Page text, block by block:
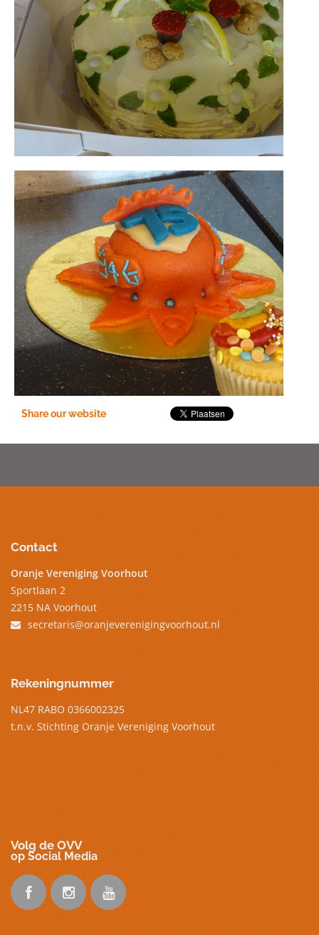
Share our website
Contact
Oranje Vereniging Voorhout
Sportlaan 2
2215 NA Voorhout
secretaris@oranjeverenigingvoorhout.nl
Rekeningnummer
NL47 RABO 0366002325
t.n.v. Stichting Oranje Vereniging Voorhout
Volg de OVV
op Social Media